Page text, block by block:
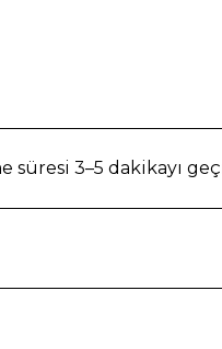
3–5 dakikayı